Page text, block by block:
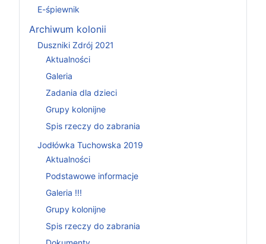
E-śpiewnik
Archiwum kolonii
Duszniki Zdrój 2021
Aktualności
Galeria
Zadania dla dzieci
Grupy kolonijne
Spis rzeczy do zabrania
Jodłówka Tuchowska 2019
Aktualności
Podstawowe informacje
Galeria !!!
Grupy kolonijne
Spis rzeczy do zabrania